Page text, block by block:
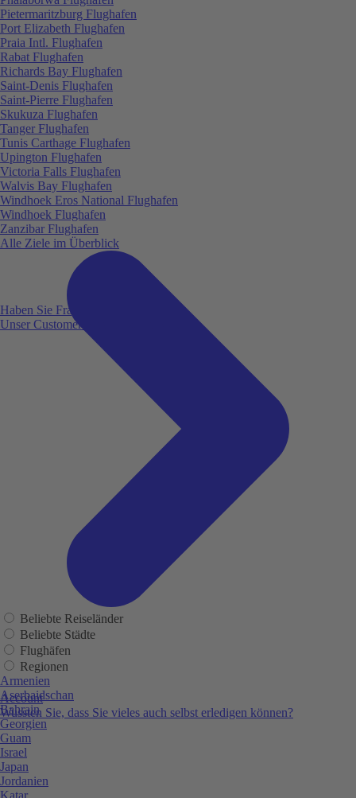
Haben Sie Fragen?
Unser Customer Service ist für Sie da!
Account
Wussten Sie, dass Sie vieles auch selbst erledigen können?
Pietermaritzburg Flughafen
Port Elizabeth Flughafen
Praia Intl. Flughafen
Rabat Flughafen
Richards Bay Flughafen
Saint-Denis Flughafen
Saint-Pierre Flughafen
Skukuza Flughafen
Tanger Flughafen
Tunis Carthage Flughafen
Upington Flughafen
Victoria Falls Flughafen
Walvis Bay Flughafen
Windhoek Eros National Flughafen
Windhoek Flughafen
Zanzibar Flughafen
Alle Ziele im Überblick
Beliebte Reiseländer
Beliebte Städte
Flughäfen
Regionen
Armenien
Aserbaidschan
Bahrain
Georgien
Guam
Israel
Japan
Jordanien
Katar